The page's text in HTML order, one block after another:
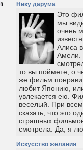
Нику дарума
Это
мы
очень
Алиса
Амели.
то вы поймете, о
же фильм
любит Японию,
увлекается ею.
веселый. При
сказать, что это
страшных
смотрела. Да, я
Искусство желания